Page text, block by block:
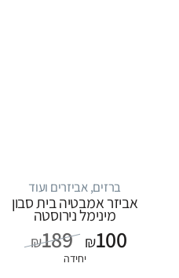
ברזים, אביזרים ועוד
אביזר אמבטיה בית סבון
מינימל נירוסטה
₪189 ₪100
יחידה